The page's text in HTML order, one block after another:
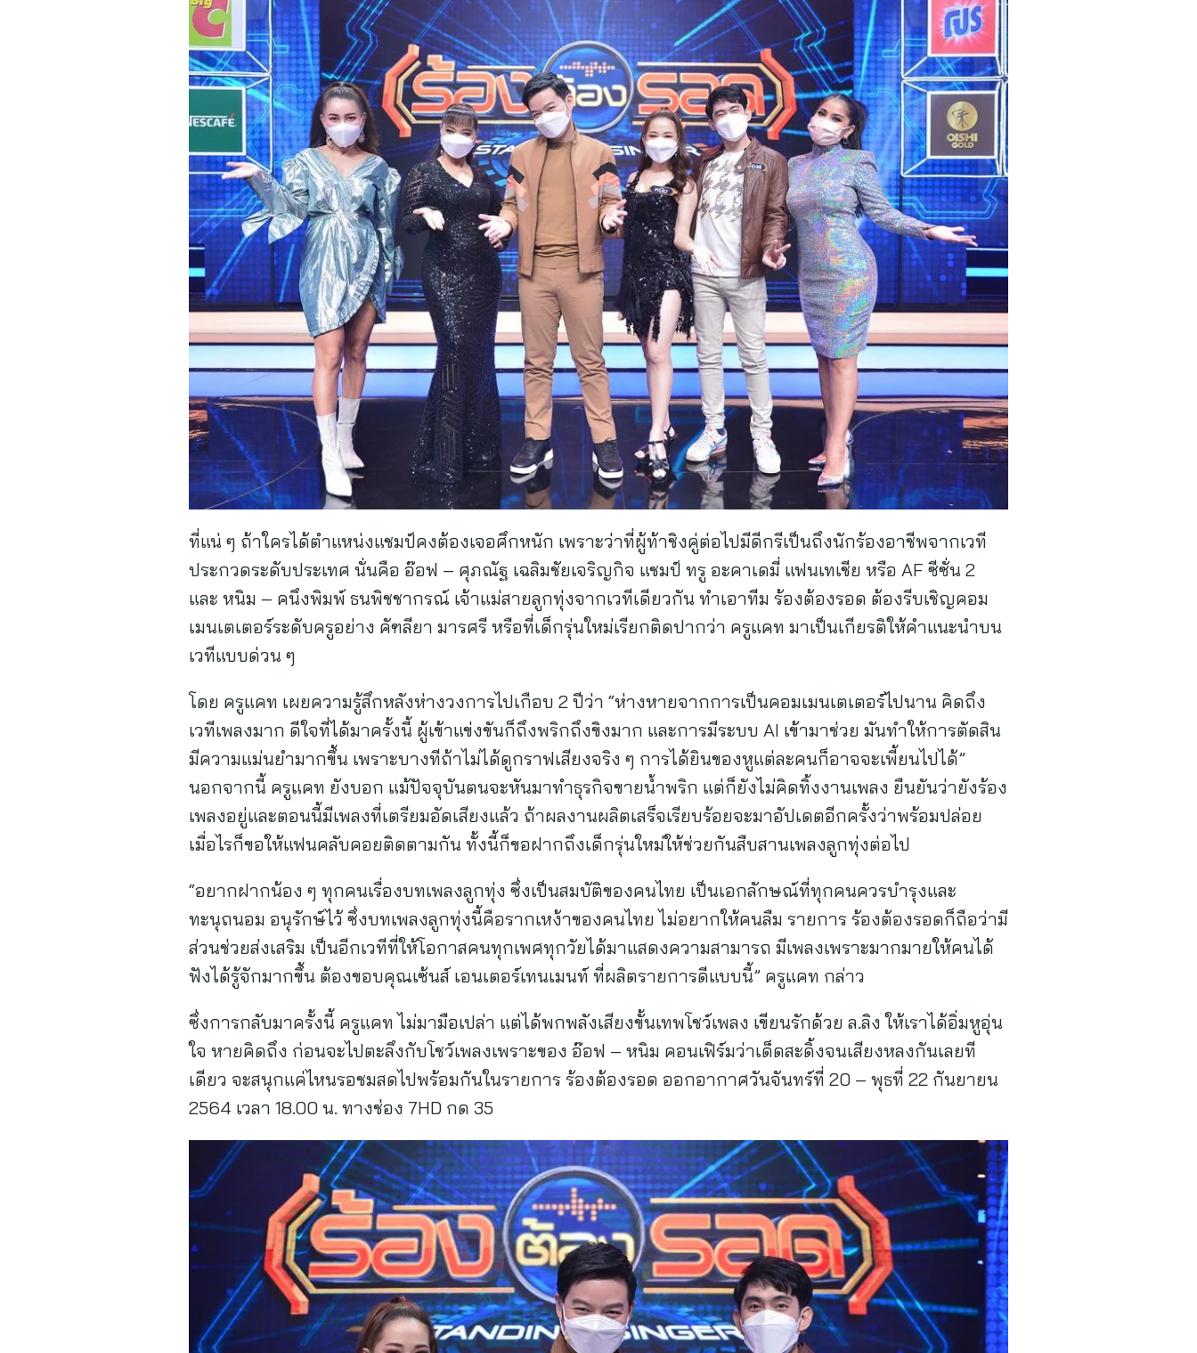
ที่แน่ ๆ ถ้าใครได้ตำแหน่งแชมป์คงต้องเจอศึกหนัก เพราะว่าที่ผู้ท้าชิงคู่ต่อไปมีดีกรีเป็นถึงนักร้องอาชีพจากเวที
ประกวดระดับประเทศ นั่นคือ อ๊อฟ – ศุภณัฐ เฉลิมชัยเจริญกิจ แชมป์ ทรู อะคาเดมี่ แฟนเทเชีย หรือ AF ซีซั่น 2
และ หนิม – คนึงพิมพ์ ธนพิชชากรณ์ เจ้าแม่สายลูกทุ่งจากเวทีเดียวกัน ทำเอาทีม ร้องต้องรอด ต้องรีบเชิญคอม
เมนเตเตอร์ระดับครูอย่าง คัฑลียา มารศรี หรือที่เด็กรุ่นใหม่เรียกติดปากว่า ครูแคท มาเป็นเกียรติให้คำแนะนำบน
เวทีแบบด่วน ๆ
โดย ครูแคท เผยความรู้สึกหลังห่างวงการไปเกือบ 2 ปีว่า “ห่างหายจากการเป็นคอมเมนเตเตอร์ไปนาน คิดถึง
เวทีเพลงมาก ดีใจที่ได้มาครั้งนี้ ผู้เข้าแข่งขันก็ถึงพริกถึงขิงมาก และการมีระบบ AI เข้ามาช่วย มันทำให้การตัดสิน
มีความแม่นยำมากขึ้น เพราะบางทีถ้าไม่ได้ดูกราฟเสียงจริง ๆ การได้ยินของหูแต่ละคนก็อาจจะเพี้ยนไปได้”
นอกจากนี้ ครูแคท ยังบอก แม้ปัจจุบันตนจะหันมาทำธุรกิจขายน้ำพริก แต่ก็ยังไม่คิดทิ้งงานเพลง ยืนยันว่ายังร้อง
เพลงอยู่และตอนนี้มีเพลงที่เตรียมอัดเสียงแล้ว ถ้าผลงานผลิตเสร็จเรียบร้อยจะมาอัปเดตอีกครั้งว่าพร้อมปล่อย
เมื่อไรก็ขอให้แฟนคลับคอยติดตามกัน ทั้งนี้ก็ขอฝากถึงเด็กรุ่นใหม่ให้ช่วยกันสืบสานเพลงลูกทุ่งต่อไป
“อยากฝากน้อง ๆ ทุกคนเรื่องบทเพลงลูกทุ่ง ซึ่งเป็นสมบัติของคนไทย เป็นเอกลักษณ์ที่ทุกคนควรบำรุงและ
ทะนุถนอม อนุรักษ์ไว้ ซึ่งบทเพลงลูกทุ่งนี้คือรากเหง้าของคนไทย ไม่อยากให้คนลืม รายการ ร้องต้องรอดก็ถือว่ามี
ส่วนช่วยส่งเสริม เป็นอีกเวทีที่ให้โอกาสคนทุกเพศทุกวัยได้มาแสดงความสามารถ มีเพลงเพราะมากมายให้คนได้
ฟังได้รู้จักมากขึ้น ต้องขอบคุณเซ้นส์ เอนเตอร์เทนเมนท์ ที่ผลิตรายการดีแบบนี้” ครูแคท กล่าว
ซึ่งการกลับมาครั้งนี้ ครูแคท ไม่มามือเปล่า แต่ได้พกพลังเสียงขั้นเทพโชว์เพลง เขียนรักด้วย ล.ลิง ให้เราได้อิ่มหูอุ่น
ใจ หายคิดถึง ก่อนจะไปตะลึงกับโชว์เพลงเพราะของ อ๊อฟ – หนิม คอนเฟิร์มว่าเด็ดสะดิ้งจนเสียงหลงกันเลยที
เดียว จะสนุกแค่ไหนรอชมสดไปพร้อมกันในรายการ ร้องต้องรอด ออกอากาศวันจันทร์ที่ 20 – พุธที่ 22 กันยายน
2564 เวลา 18.00 น. ทางช่อง 7HD กด 35